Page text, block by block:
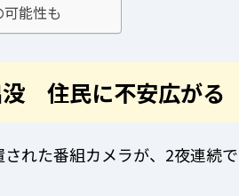
能性も
住民に不安広がる
れた番組カメラが、2夜連続